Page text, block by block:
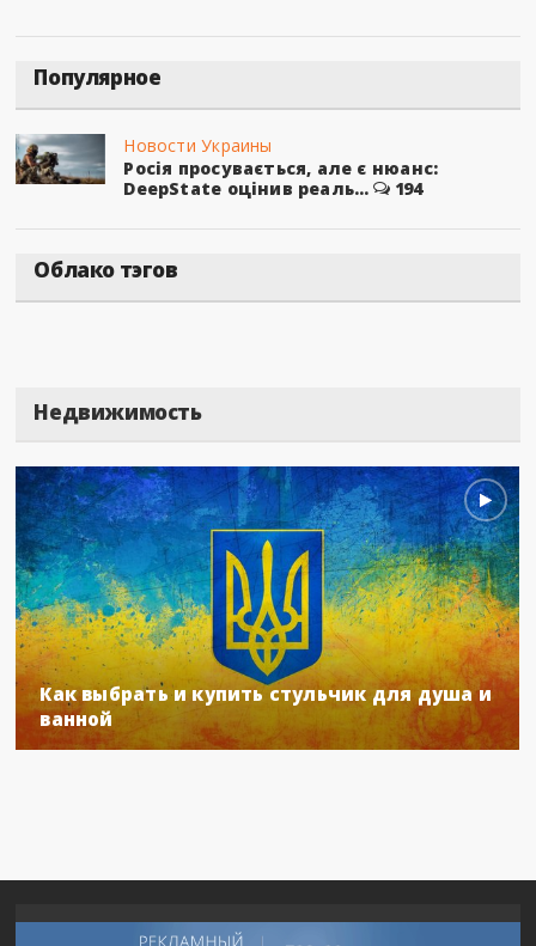
Популярное
Новости Украины
Росія просувається, але є нюанс:
DeepState оцінив реаль...
194
Облако тэгов
Недвижимость
Как выбрать и купить стульчик для душа и
ванной